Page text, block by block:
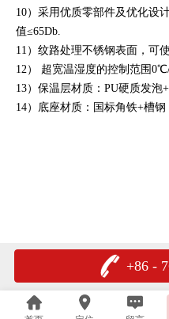
10）采用优质零部件及优化设
值≤65Db.
11）纹路处理不锈钢表面，可
12） 超宽温湿度的控制范围
13）保温层材质：PU硬质发泡+
14）底座材质：国标角铁+槽钢
+86 -